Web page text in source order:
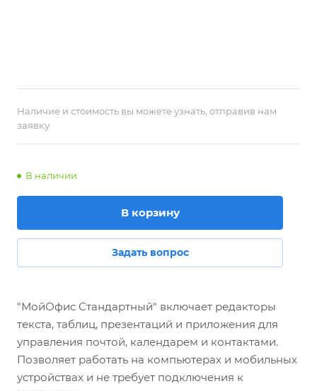
Наличие и стоимость вы можете узнать, отправив нам
заявку
В наличии
В корзину
Задать вопрос
"МойОфис Стандартный" включает редакторы
текста, таблиц, презентаций и приложения для
управления почтой, календарем и контактами.
Позволяет работать на компьютерах и мобильных
устройствах и не требует подключения к